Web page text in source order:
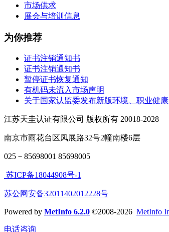
市场供求
展会与培训信息
为你推荐
证书注销通知书
证书注销通知书
暂停证书恢复通知
有机码未流入市场声明
关于国家认监委发布新版环境、职业健
江苏天圭认证有限公司 版权所有 20018-2028
南京市雨花台区凤展路32号2幢南楼6层
025－85698001 85698005
苏ICP备18044908号-1
苏公网安备32011402012228号
Powered by MetInfo 6.2.0 ©2008-2026 MetInfo
电话咨询